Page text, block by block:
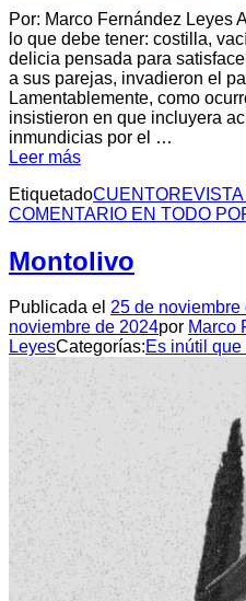
Por: Marco Fernández Leyes
lo que debe tener: costilla,
delicia pensada para
a sus parejas, invadieron el
Lamentablemente, como
insistieron en que incluyera
inmundicias por el …
Leer más
EtiquetadoCUENTO
COMENTARIO EN TODO
Montolivo
Publicada el 25 de noviembre
noviembre de 2024por Marco
LeyesCategorías:Es inútil que